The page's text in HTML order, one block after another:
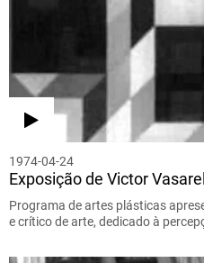
1974-04-24
Exposição de Victor
Programa de artes plásticas
e crítico de arte, dedicado à